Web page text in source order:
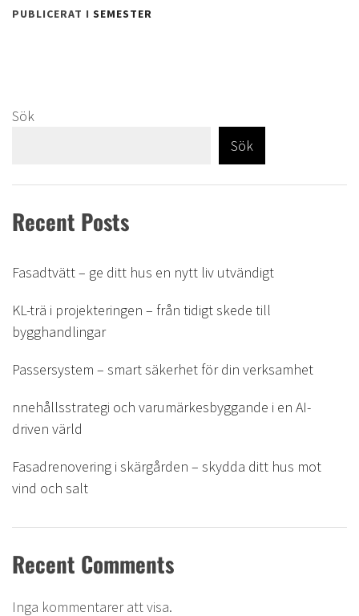
PUBLICERAT I SEMESTER
Sök
Sök
Recent Posts
Fasadtvätt – ge ditt hus en nytt liv utvändigt
KL-trä i projekteringen – från tidigt skede till
bygghandlingar
Passersystem – smart säkerhet för din verksamhet
nnehållsstrategi och varumärkesbyggande i en AI-
driven värld
Fasadrenovering i skärgården – skydda ditt hus mot
vind och salt
Recent Comments
Inga kommentarer att visa.